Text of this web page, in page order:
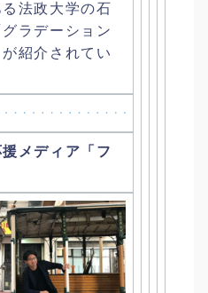
法政大学の石
グラデーション
紹介されてい
メディア「フ